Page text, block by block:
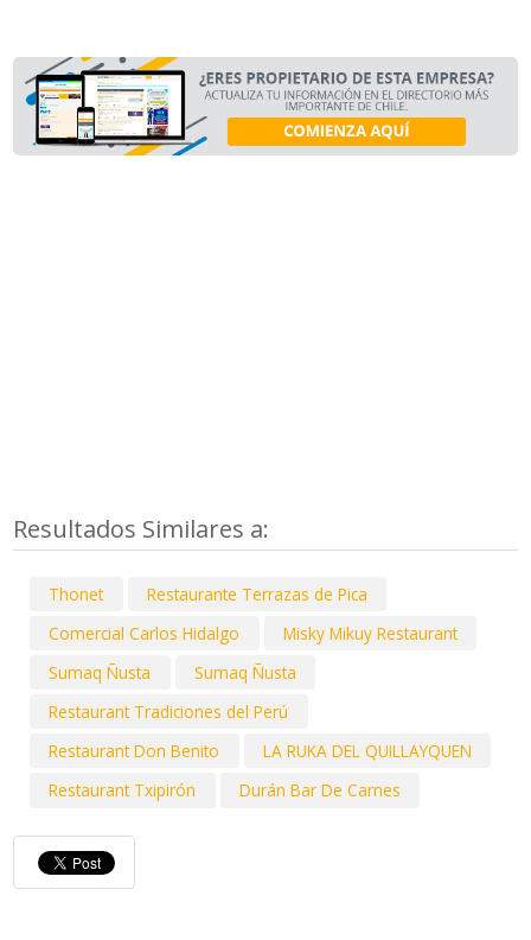
Resultados Similares a:
Thonet
Restaurante Terrazas de Pica
Comercial Carlos Hidalgo
Misky Mikuy Restaurant
Sumaq Ñusta
Sumaq Ñusta
Restaurant Tradiciones del Perú
Restaurant Don Benito
LA RUKA DEL QUILLAYQUEN
Restaurant Txipirón
Durán Bar De Carnes